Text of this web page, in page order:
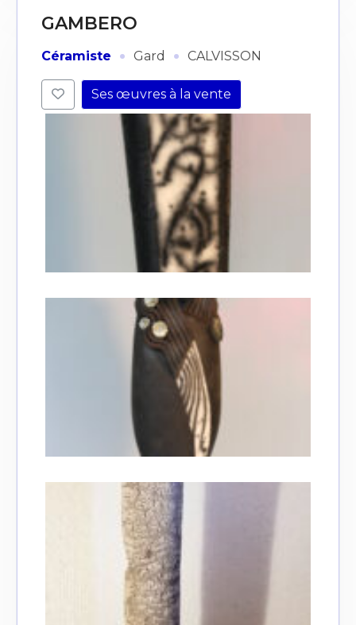
GAMBERO
Céramiste · Gard · CALVISSON
Ses œuvres à la vente